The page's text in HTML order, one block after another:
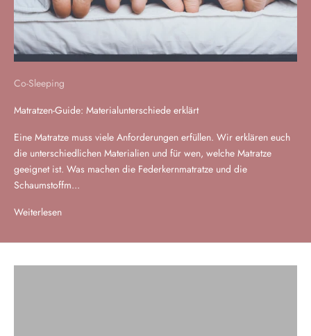
Co-Sleeping
Matratzen-Guide: Materialunterschiede erklärt
Eine Matratze muss viele Anforderungen erfüllen. Wir erklären euch
die unterschiedlichen Materialien und für wen, welche Matratze
geeignet ist. Was machen die Federkernmatratze und die
Schaumstoffm...
Weiterlesen
Besser schlafen im Familienbett
Matratzen für Familienbetten